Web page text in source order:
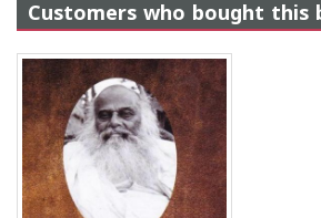
Customers who bought this